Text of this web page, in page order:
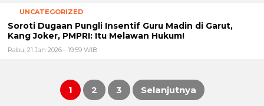
UNCATEGORIZED
Soroti Dugaan Pungli Insentif Guru Madin di Garut,
Kang Joker, PMPRI: Itu Melawan Hukum!
Rabu, 21 Jan 2026 - 19:59 WIB
Paginasi1 2 3 Selanjutnya